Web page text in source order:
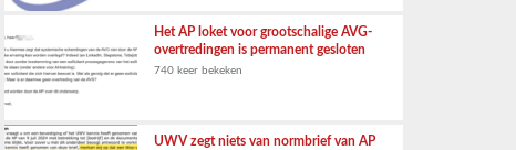
Het AP loket voor grootschalige AVG-
overtredingen is permanent gesloten
740 keer bekeken
UWV zegt niets van normbrief van AP